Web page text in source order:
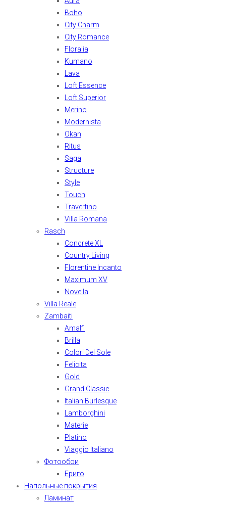
Boho
City Charm
City Romance
Floralia
Kumano
Lava
Loft Essence
Loft Superior
Merino
Modernista
Okan
Ritus
Saga
Structure
Style
Touch
Travertino
Villa Romana
Rasch
Concrete XL
Country Living
Florentine Incanto
Maximum XV
Novella
Villa Reale
Zambaiti
Amalfi
Brilla
Colori Del Sole
Felicita
Gold
Grand Classic
Italian Burlesque
Lamborghini
Materie
Platino
Viaggio Italiano
Фотообои
Ериго
Напольные покрытия
Ламинат